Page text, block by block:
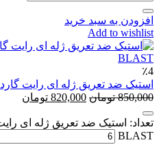
افزودن به سبد خرید
Add to wishlist
٪4
استیک ضد تعریق ژله ای رایت گارد Right Guard FRESH BLAST
850,000 تومان 820,000 تومان
BLAST